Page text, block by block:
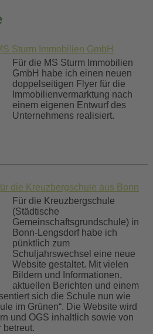
Sturm Immobilien GmbH
Für die MS Sturm Immobilien
GmbH habe ich einen neuen
doppelseitigen Flyer für die
Immobilienvermarktung nach
einem eigenen Entwurf des
Unternehmens realisiert.
die Kreuzbergschule aus Bonn
Für die Kreuzbergschule
(Städtische
Gemeinschaftsgrundschule) in
Bonn-Lengsdorf habe ich
pünktlich zum
Schuljahrswechsel eine neue
Website gestaltet. Mit vielen
Bildern und Informationen,
aktuellen Berichten und einem
sich die Schule nun wie
im Grünen“. Die Website wird
und OGS inhaltlich sowie von
betreut.